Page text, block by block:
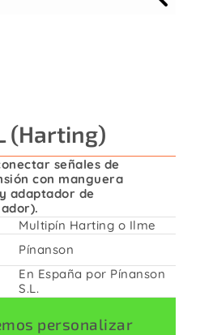
(Harting)
señales de
con manguera
adaptador de
Multipín Harting o Ilme
Pínanson
En España por Pínanson
S.L.
personalizar